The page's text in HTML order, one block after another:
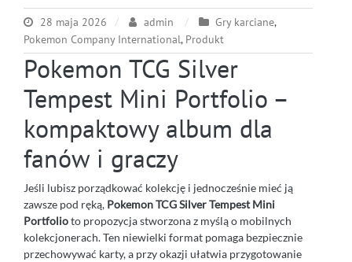
28 maja 2026 admin Gry karciane,
Pokemon Company International, Produkt
Pokemon TCG Silver
Tempest Mini Portfolio –
kompaktowy album dla
fanów i graczy
Jeśli lubisz porządkować kolekcję i jednocześnie mieć ją
zawsze pod ręką, Pokemon TCG Silver Tempest Mini
Portfolioto propozycja stworzona z myślą o mobilnych
kolekcjonerach. Ten niewielki format pomaga bezpiecznie
przechowywać karty, a przy okazji ułatwia przygotowanie